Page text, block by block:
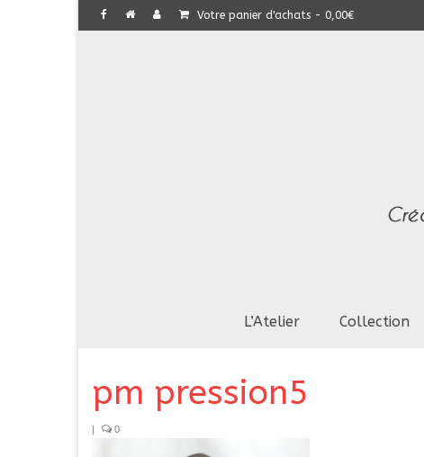
Votre panier d'achats - 0,00€
L’Atelier Collection
pm pression5
| 0